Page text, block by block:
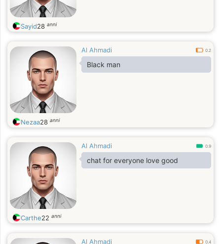
Sayid28 anni
Al Ahmadi 0.2
Black man
Nezaa28 anni
Al Ahmadi 0.9
chat for everyone love good
Carthe22 anni
Al Ahmadi 0.4